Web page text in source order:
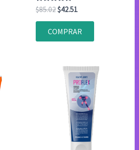
Valorado
con
4.83
$85.02El
original
era:
$42.51
actual
es:
COMPRAR